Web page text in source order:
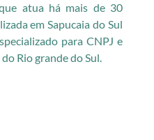
atua há mais de 30
em Sapucaia do Sul
para CNPJ e
Rio grande do Sul.